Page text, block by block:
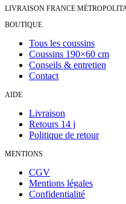
LIVRAISON FRANCE
BOUTIQUE
Tous les coussins
Coussins 190×60 cm
Conseils & entretien
Contact
AIDE
Livraison
Retours 14 j
Politique de retour
MENTIONS
CGV
Mentions légales
Confidentialité